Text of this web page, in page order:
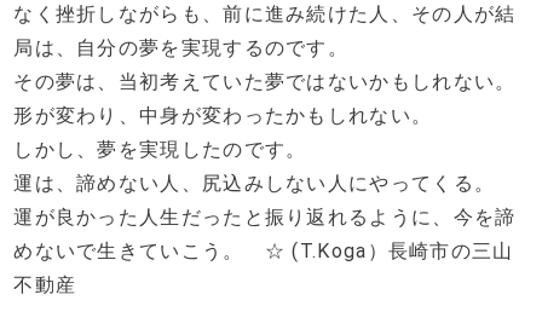
なく挫折しながらも、前に進み続けた人、その人が結
局は、自分の夢を実現するのです。
その夢は、当初考えていた夢ではないかもしれない。
形が変わり、中身が変わったかもしれない。
しかし、夢を実現したのです。
運は、諦めない人、尻込みしない人にやってくる。
運が良かった人生だったと振り返れるように、今を諦
めないで生きていこう。 ☆ (T.Koga）長崎市の三山
不動産